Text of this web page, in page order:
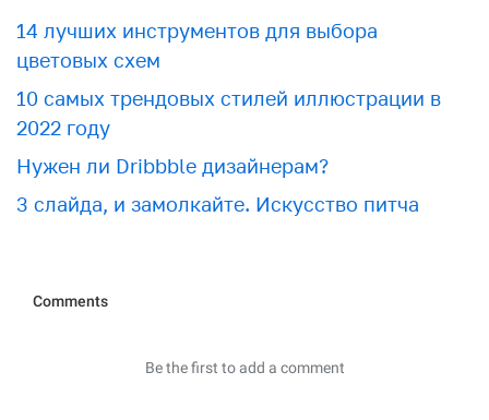
​​14 лучших инструментов для выбора
цветовых схем
10 самых трендовых стилей иллюстрации в
2022 году
Нужен ли Dribbble дизайнерам?
3 слайда, и замолкайте. Искусство питча